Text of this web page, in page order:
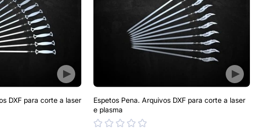
DXF para corte a laser
Espetos Pena. Arquivos DXF para corte a laser
e plasma